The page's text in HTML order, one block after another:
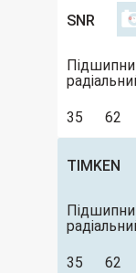
SNR
35 62
TIMKEN
35 62